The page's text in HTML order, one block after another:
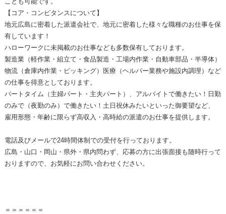
【コア・コンピタンスについて】
地元広島に密着した派遣会社で、地元に密着した様々な職種のお仕事を保
有しています！
ハローワークに未掲載のお仕事なども多数保有しております。
製造業（軽作業・組立て・食品製造・工場内作業・自動車部品・半導体）
物流（倉庫内作業・ピッキング）医療（ヘルパー業務や施設内調理）など
の仕事を得意としております。
パートタイム（主婦パート・主夫パート）、アルバイトで働きたい！日勤
のみで（夜勤のみ）で働きたい！土日祝休みたいといった御要望など、
雇用形態・年齢に限らず高収入・高時給の派遣のお仕事を提供します。
電話及びメールで24時間体制での受付を行っております。
広島・山口・岡山・県外・県内問わず、応募の方に出張面接も随時行って
おりますので、お気軽にお問い合わせください。
＝＝＝＝＝＝